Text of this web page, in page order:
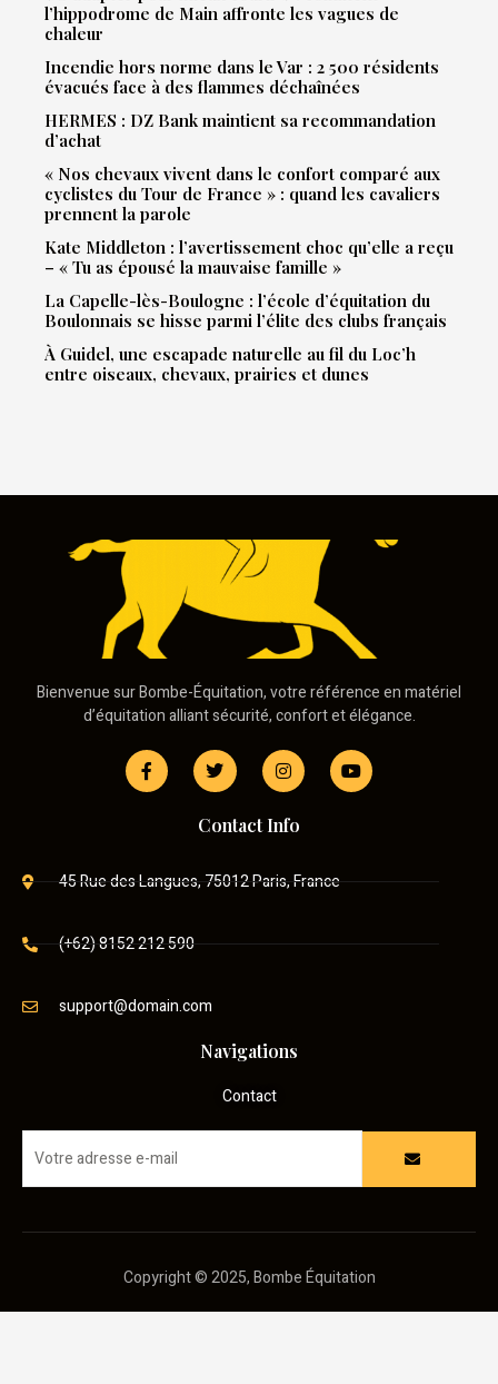
l’hippodrome de Main affronte les vagues de
chaleur
Incendie hors norme dans le Var : 2 500 résidents
évacués face à des flammes déchaînées
HERMES : DZ Bank maintient sa recommandation
d’achat
« Nos chevaux vivent dans le confort comparé aux
cyclistes du Tour de France » : quand les cavaliers
prennent la parole
Kate Middleton : l’avertissement choc qu’elle a reçu
– « Tu as épousé la mauvaise famille »
La Capelle-lès-Boulogne : l’école d’équitation du
Boulonnais se hisse parmi l’élite des clubs français
À Guidel, une escapade naturelle au fil du Loc’h
entre oiseaux, chevaux, prairies et dunes
Bienvenue sur Bombe-Équitation, votre référence en matériel
d’équitation alliant sécurité, confort et élégance.
Contact Info
45 Rue des Langues, 75012 Paris, France
(+62) 8152 212 590
support@domain.com
Navigations
Contact
Copyright © 2025, Bombe Équitation